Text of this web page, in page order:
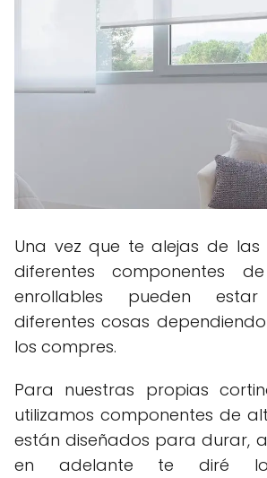
Una vez que te alejas de las
diferentes componentes
enrollables pueden
diferentes cosas
los compres.
Para nuestras propias
utilizamos componentes de
están diseñados para durar,
en adelante te diré